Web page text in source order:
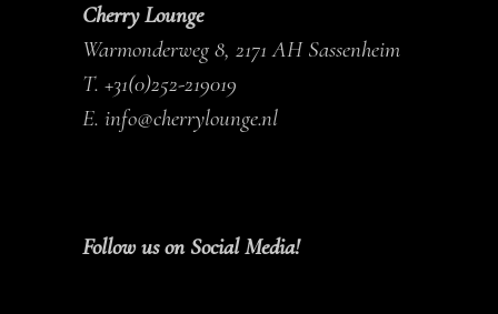
Cherry Lounge
Warmonderweg 8, 2171 AH Sassenheim
T. +31(0)252-219019
E. info@cherrylounge.nl
Follow us on Social Media!